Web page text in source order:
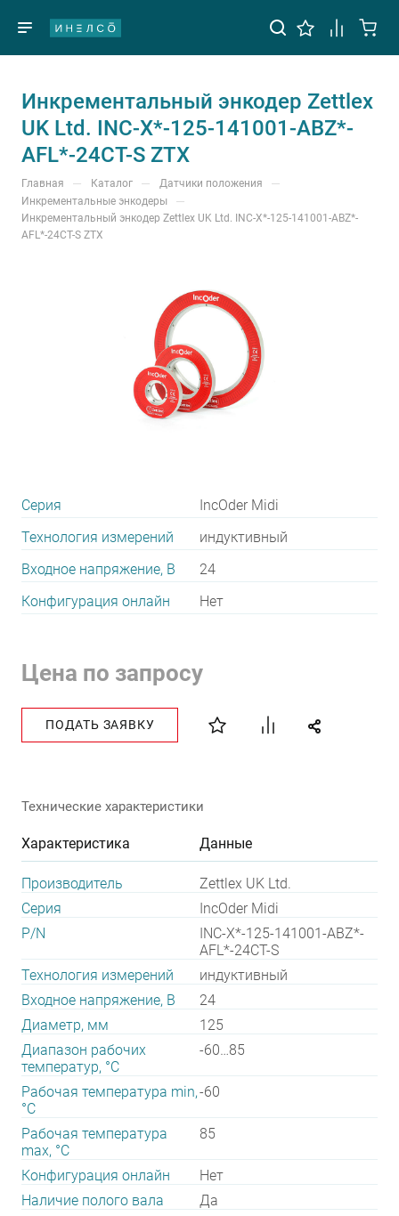
Инкрементальный энкодер Zettlex
UK Ltd. INC-X*-125-141001-ABZ*-
AFL*-24CT-S ZTX
Главная — Каталог — Датчики положения —
Инкрементальные энкодеры —
Инкрементальный энкодер Zettlex UK Ltd. INC-X*-125-141001-ABZ*-
AFL*-24CT-S ZTX
Серия
IncOder Midi
Технология измерений
индуктивный
Входное напряжение, В
24
Конфигурация онлайн
Нет
Цена по запросу
ПОДАТЬ ЗАЯВКУ
Технические характеристики
Характеристика Данные
Производитель
Zettlex UK Ltd.
Серия
IncOder Midi
P/N
INC-X*-125-141001-ABZ*-
AFL*-24CT-S
Технология измерений
индуктивный
Входное напряжение, В
24
Диаметр, мм
125
Диапазон рабочих
температур, °С
-60…85
Рабочая температура min,
°С
-60
Рабочая температура
max, °С
85
Конфигурация онлайн
Нет
Наличие полого вала
Да